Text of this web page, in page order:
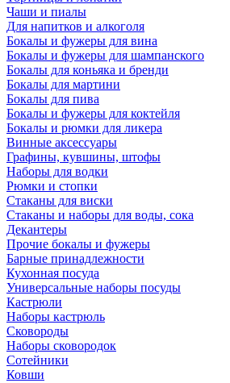
Чаши и пиалы
Для напитков и алкоголя
Бокалы и фужеры для вина
Бокалы и фужеры для шампанского
Бокалы для коньяка и бренди
Бокалы для мартини
Бокалы для пива
Бокалы и фужеры для коктейля
Бокалы и рюмки для ликера
Винные аксессуары
Графины, кувшины, штофы
Наборы для водки
Рюмки и стопки
Стаканы для виски
Стаканы и наборы для воды, сока
Декантеры
Прочие бокалы и фужеры
Барные принадлежности
Кухонная посуда
Универсальные наборы посуды
Кастрюли
Наборы кастрюль
Сковороды
Наборы сковородок
Сотейники
Ковши